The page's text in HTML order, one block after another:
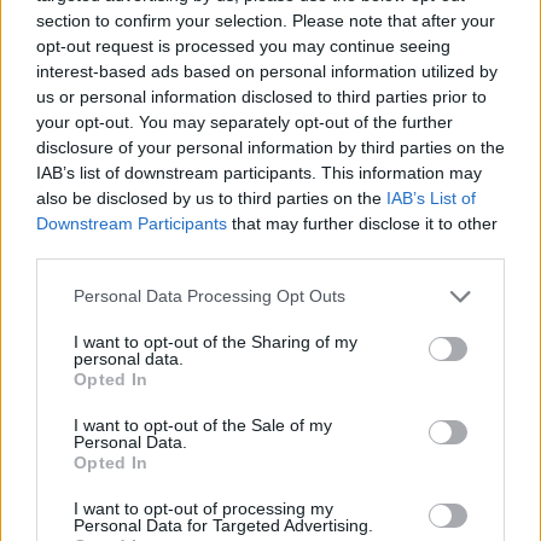
section to confirm your selection. Please note that after your
opt-out request is processed you may continue seeing
interest-based ads based on personal information utilized by
us or personal information disclosed to third parties prior to
your opt-out. You may separately opt-out of the further
disclosure of your personal information by third parties on the
IAB’s list of downstream participants. This information may
also be disclosed by us to third parties on the IAB’s List of
Downstream Participants that may further disclose it to other
Personal Data Processing Opt Outs
I want to opt-out of the Sharing of my
personal data.
Opted In
I want to opt-out of the Sale of my
Personal Data.
Opted In
I want to opt-out of processing my
Personal Data for Targeted Advertising.
– spojrzeli na innych tak jak On to czyni, nie widząc
najpierw zła, lecz dobro. Tak właśnie patrzy na nas Bóg:
nie widzi w nas grzechów nie do odpuszczenia, lecz dzieci,
które popełniają grzechy. Zmienia się optyka: nie
koncertuje się na błędach, lecz na dzieciach, które je
popełniają. Bóg zawsze odróżnia człowieka od jego
grzechów. Zawsze wierzy w osobę i zawsze jest gotów
wybaczyć grzechy. Wiemy, że Bóg zawsze przebacza. I do
tego samego zaprasza nas: abyśmy nie szukali w innych
zła, lecz dobro.
Po spojrzeniu, Jezus zaprasza nas dzisiaj do
zastanowienia się nad naszym mówieniem. Pan wyjaśnia,
że usta „wyrażają to, w co obfituje serce” (por. w. 45). To
prawda, że po sposobie mówienia można poznać, co kto
ma w sercu. Słowa, jakich używamy, mówią, kim jesteśmy.
Niekiedy jednak nie zwracamy uwagi na nasze słowa i
używamy ich powierzchownie. Słowa mają jednak swoją